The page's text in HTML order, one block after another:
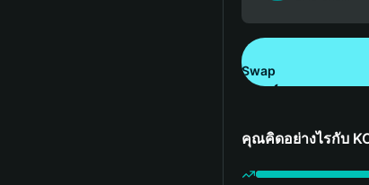
Swap
คุณคิดอย่างไรกับ